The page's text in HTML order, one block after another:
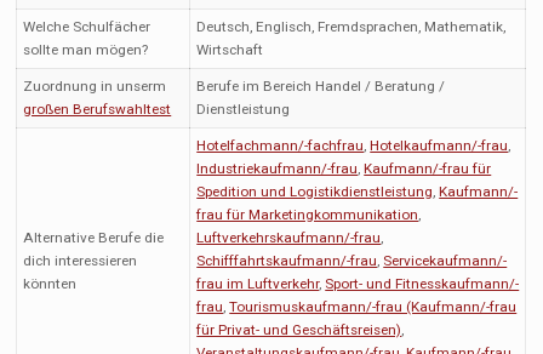
Welche Schulfächer
sollte man mögen?
Deutsch, Englisch, Fremdsprachen, Mathematik,
Wirtschaft
Zuordnung in unserm
großen Berufswahltest
Berufe im Bereich Handel / Beratung /
Dienstleistung
Alternative Berufe die
dich interessieren
könnten
Hotelfachmann/-fachfrau,Hotelkaufmann/-frau,
Industriekaufmann/-frau,Kaufmann/-frau für
Spedition und Logistikdienstleistung,Kaufmann/-
frau für Marketingkommunikation,
Luftverkehrskaufmann/-frau,
Schifffahrtskaufmann/-frau, Servicekaufmann/-
frau im Luftverkehr, Sport- und Fitnesskaufmann/-
frau,Tourismuskaufmann/-frau (Kaufmann/-frau
für Privat- und Geschäftsreisen),